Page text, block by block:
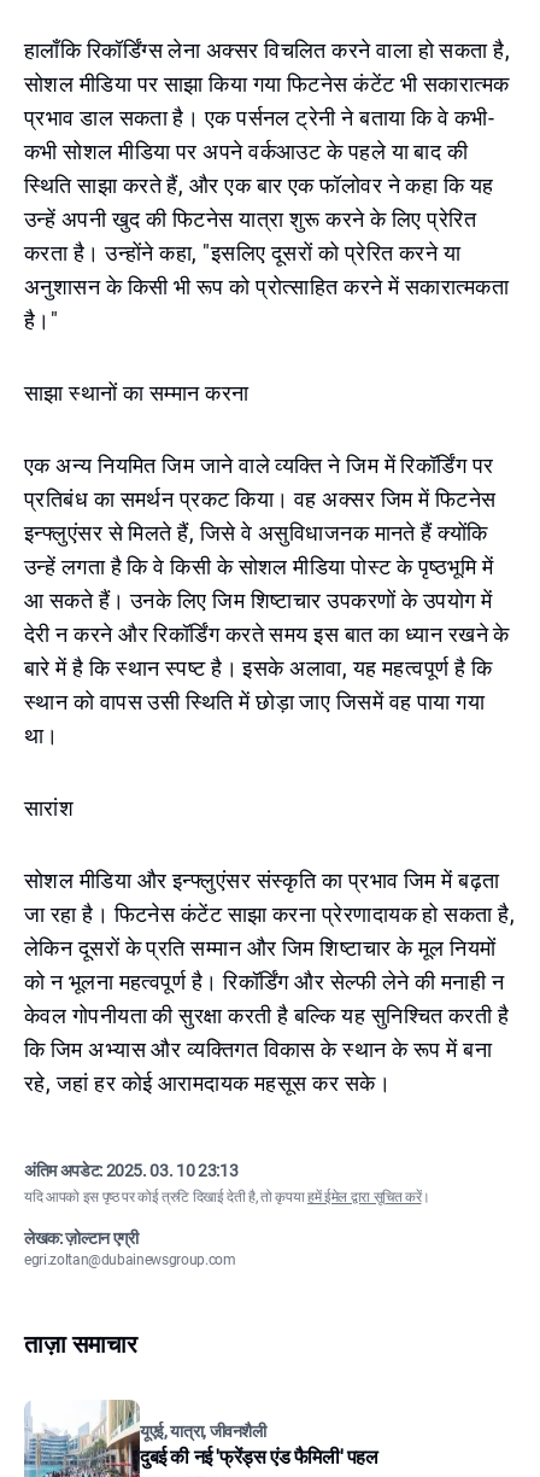
हालाँकि रिकॉर्डिंग्स लेना अक्सर विचलित करने वाला हो सकता है,
सोशल मीडिया पर साझा किया गया फिटनेस कंटेंट भी सकारात्मक
प्रभाव डाल सकता है। एक पर्सनल ट्रेनी ने बताया कि वे कभी-
कभी सोशल मीडिया पर अपने वर्कआउट के पहले या बाद की
स्थिति साझा करते हैं, और एक बार एक फॉलोवर ने कहा कि यह
उन्हें अपनी खुद की फिटनेस यात्रा शुरू करने के लिए प्रेरित
करता है। उन्होंने कहा, "इसलिए दूसरों को प्रेरित करने या
अनुशासन के किसी भी रूप को प्रोत्साहित करने में सकारात्मकता
है।"
साझा स्थानों का सम्मान करना
एक अन्य नियमित जिम जाने वाले व्यक्ति ने जिम में रिकॉर्डिंग पर
प्रतिबंध का समर्थन प्रकट किया। वह अक्सर जिम में फिटनेस
इन्फ्लुएंसर से मिलते हैं, जिसे वे असुविधाजनक मानते हैं क्योंकि
उन्हें लगता है कि वे किसी के सोशल मीडिया पोस्ट के पृष्ठभूमि में
आ सकते हैं। उनके लिए जिम शिष्टाचार उपकरणों के उपयोग में
देरी न करने और रिकॉर्डिंग करते समय इस बात का ध्यान रखने के
बारे में है कि स्थान स्पष्ट है। इसके अलावा, यह महत्वपूर्ण है कि
स्थान को वापस उसी स्थिति में छोड़ा जाए जिसमें वह पाया गया
था।
सारांश
सोशल मीडिया और इन्फ्लुएंसर संस्कृति का प्रभाव जिम में बढ़ता
जा रहा है। फिटनेस कंटेंट साझा करना प्रेरणादायक हो सकता है,
लेकिन दूसरों के प्रति सम्मान और जिम शिष्टाचार के मूल नियमों
को न भूलना महत्वपूर्ण है। रिकॉर्डिंग और सेल्फी लेने की मनाही न
केवल गोपनीयता की सुरक्षा करती है बल्कि यह सुनिश्चित करती है
कि जिम अभ्यास और व्यक्तिगत विकास के स्थान के रूप में बना
रहे, जहां हर कोई आरामदायक महसूस कर सके।
अंतिम अपडेट:2025. 03. 10 23:13
यदि आपको इस पृष्ठ पर कोई त्रुटि दिखाई देती है, तो कृपयाहमें ईमेल द्वारा सूचित करें।
लेखक: ज़ोल्टान एग्री
egri.zoltan@dubainewsgroup.com
ताज़ा समाचार
यूएई, यात्रा, जीवनशैली
दुबई की नई 'फ्रेंड्स एंड फैमिली' पहल